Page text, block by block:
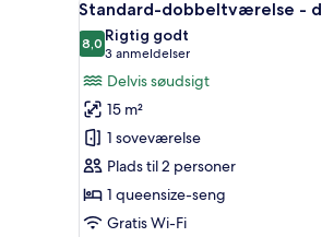
alle
billeder
af
Standard-
dobbeltværelse
-
delvis
søudsigt
7
Standard-dobbeltværelse -
8,08,0 ud af 10
Rigtig godt
3 anmeldelser
(3
anmeldelser)
Delvis søudsigt
15 m²
1 soveværelse
Plads til 2 personer
1 queensize-seng
Gratis Wi-Fi